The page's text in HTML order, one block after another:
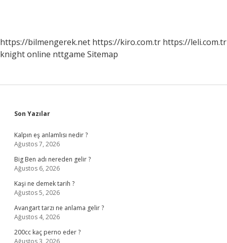
https://bilmengerek.net https://kiro.com.tr https://leli.com.tr
knight online nttgame Sitemap
Sidebar
Son Yazılar
Kalpın eş anlamlısı nedir ?
Ağustos 7, 2026
Big Ben adı nereden gelir ?
Ağustos 6, 2026
Kaşi ne demek tarih ?
Ağustos 5, 2026
Avangart tarzı ne anlama gelir ?
Ağustos 4, 2026
200cc kaç perno eder ?
Ağustos 3, 2026